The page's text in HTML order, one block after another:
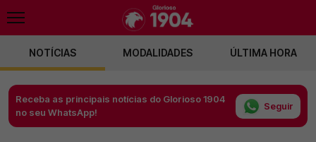
NOTÍCIAS MODALIDADES ÚLTIMA HORA
Receba as principais notícias do Glorioso 1904
no seu WhatsApp!
Seguir